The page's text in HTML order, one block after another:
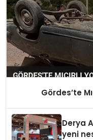
Gördes’te
Derya
yeni